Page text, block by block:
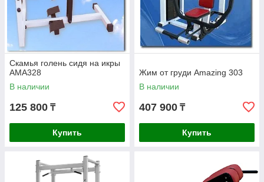
Скамья голень сидя на икры
AMA328
В наличии
125 800 ₸
Купить
Жим от груди Amazing 303
В наличии
407 900 ₸
Купить